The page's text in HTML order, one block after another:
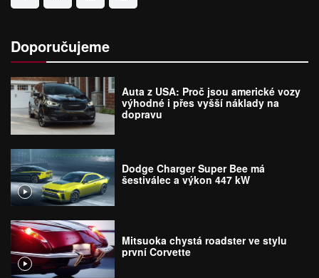
Doporučujeme
Auta z USA: Proč jsou americké vozy
výhodné i přes vyšší náklady na
dopravu
Dodge Charger Super Bee má
šestiválec a výkon 447 kW
Mitsuoka chystá roadster ve stylu
první Corvette